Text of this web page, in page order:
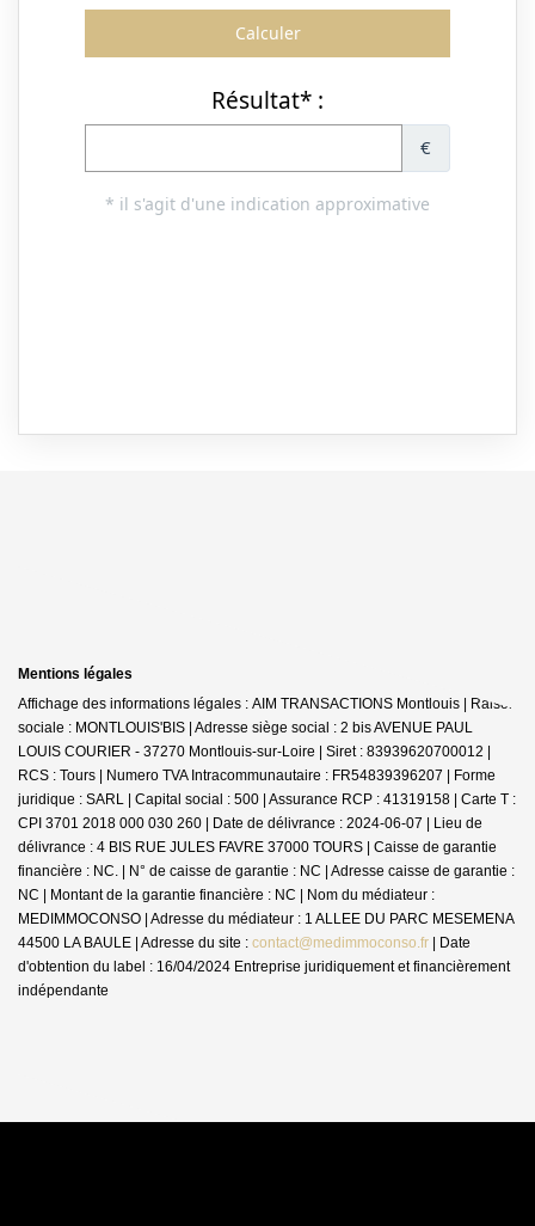
Mentions légales
Affichage des informations légales : AIM TRANSACTIONS Montlouis | Raison
sociale : MONTLOUIS'BIS | Adresse siège social : 2 bis AVENUE PAUL
LOUIS COURIER - 37270 Montlouis-sur-Loire | Siret : 83939620700012 |
RCS : Tours | Numero TVA Intracommunautaire : FR54839396207 | Forme
juridique : SARL | Capital social : 500 | Assurance RCP : 41319158 | Carte T :
CPI 3701 2018 000 030 260 | Date de délivrance : 2024-06-07 | Lieu de
délivrance : 4 BIS RUE JULES FAVRE 37000 TOURS | Caisse de garantie
financière : NC. | N° de caisse de garantie : NC | Adresse caisse de garantie :
NC | Montant de la garantie financière : NC | Nom du médiateur :
MEDIMMOCONSO | Adresse du médiateur : 1 ALLEE DU PARC MESEMENA
44500 LA BAULE | Adresse du site : contact@medimmoconso.fr | Date
d'obtention du label : 16/04/2024 Entreprise juridiquement et financièrement
indépendante